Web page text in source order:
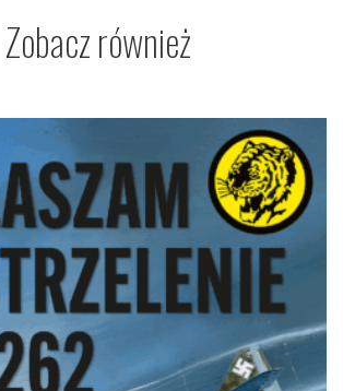
Zobacz również